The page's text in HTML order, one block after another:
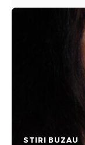
STIRI BUZAU